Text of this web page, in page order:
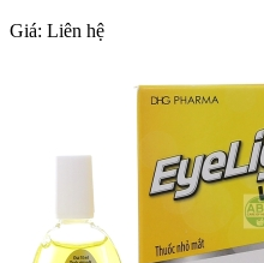
Giá: Liên hệ